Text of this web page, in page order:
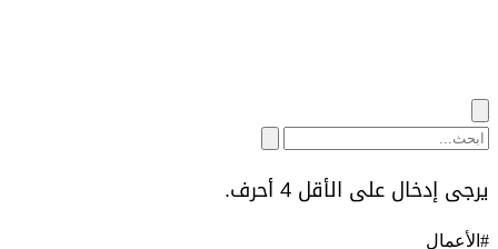
يرجى إدخال على الأقل 4 أحرف.
# الأعمال